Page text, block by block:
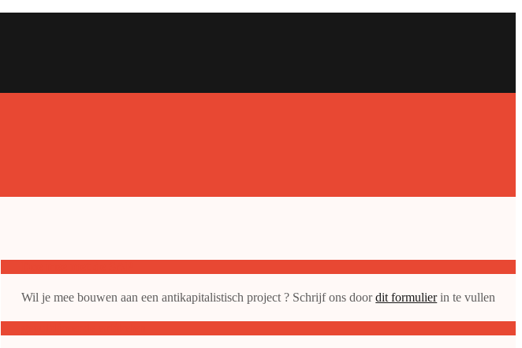
Wil je mee bouwen aan een antikapitalistisch project ? Schrijf ons doordit formulierin te vullen